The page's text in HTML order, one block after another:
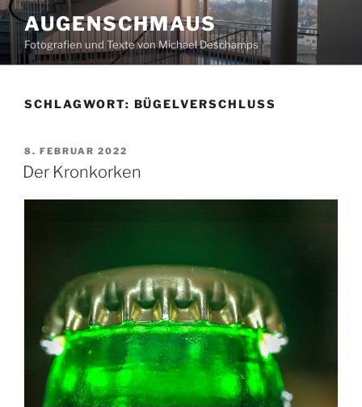
Zum
Inhalt
springen
AUGENSCHMAUS
Fotografien und Texte von Michael Deschamps
SCHLAGWORT: BÜGELVERSCHLUSS
VERÖFFENTLICHT
AM
8. FEBRUAR 2022
Der Kronkorken